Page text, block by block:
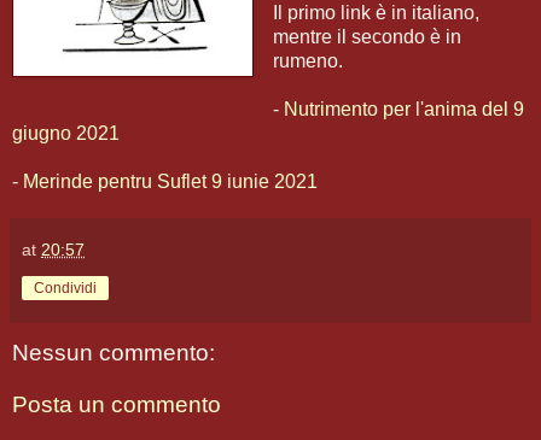
Il primo link è in italiano,
mentre il secondo è in
rumeno.
- Nutrimento per l'anima del 9
giugno 2021
- Merinde pentru Suflet 9 iunie 2021
at 20:57
Condividi
Nessun commento:
Posta un commento